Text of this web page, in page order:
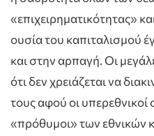
«επιχειρηματικότητας»
ουσία του καπιταλισμού
και στην αρπαγή. Οι
ότι δεν χρειάζεται να
τους αφού οι
«πρόθυμοι» των εθνικών